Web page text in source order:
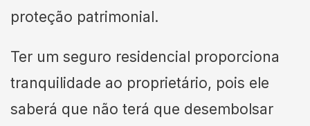
proteção patrimonial.
Ter um seguro residencial proporciona
tranquilidade ao proprietário, pois ele
saberá que não terá que desembolsar